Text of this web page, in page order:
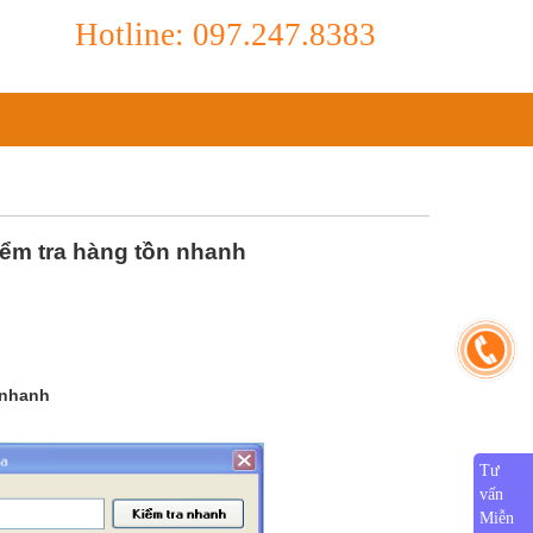
Hotline: 097.247.8383
tra hàng tồn nhanh
Tư
vấn
Miễn